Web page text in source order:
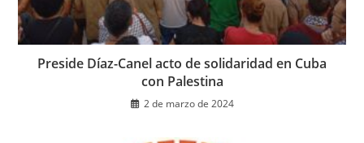
Preside Díaz-Canel acto de solidaridad en Cuba
con Palestina
2 de marzo de 2024